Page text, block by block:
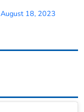
August 18, 2023